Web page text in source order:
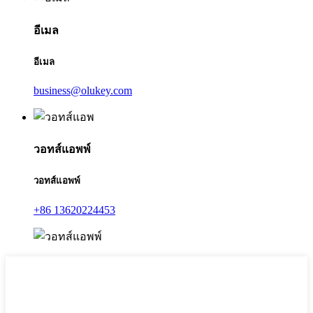
อีเมล
อีเมล
business@olukey.com
วอทส์แอพพ์
วอทส์แอพพ์
+86 13620224453